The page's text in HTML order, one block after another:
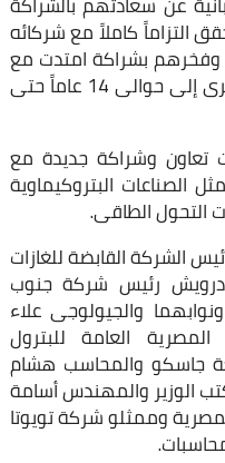
التزاماً كاملاً مع شركائه
بشراكة امتدت مع
قطاع البترول فى شركة الحفر البحرى إلى حوالى 14 عاماً حتى
تعاون وشراكة جديدة مع
الصناعات البتروكيماوية
التحول الطاقى.
الشركة القابضة للغازات
درويش رئيس شركة جنوب
والجيولوجى علاء
العامة للبترول
جاسكو والمحاسب هشام
الوزير والمهندس أسامة
وممثلو شركة تويوتا